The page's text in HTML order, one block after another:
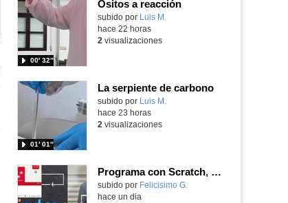
pantalla
Ositos a reacción
Contenido educativo.
subido por Luis M.
00′ 32″
hace 22 horas
2 visualizaciones
La serpiente de carbono
Contenido educativo.
subido por Luis M.
01′ 01″
hace 23 horas
2 visualizaciones
Programa con Scratch, 8 diferentes juegos para vivir la emoción de los partidos de España en el mundial 2026
Contenido educativo.
subido por Felicisimo G.
hace un dia